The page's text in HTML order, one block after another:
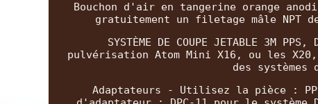
Bouchon d'air en tangerine orange
gratuitement un filetage mâle NPT
SYSTÈME DE COUPE JETABLE 3M
pulvérisation Atom Mini X16, ou les
des
Adaptateurs - Utilisez la pièce :